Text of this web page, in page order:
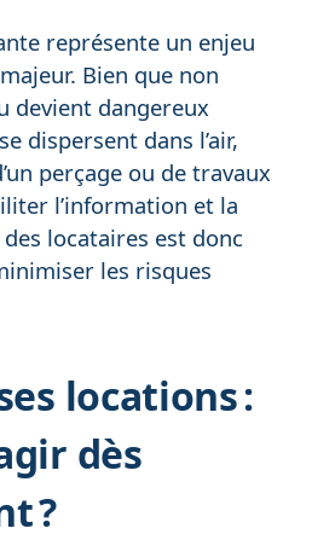
représente un enjeu
Bien que non
devient dangereux
dispersent dans l’air,
perçage ou de travaux
l’information et la
locataires est donc
les risques
locations :
dès
?